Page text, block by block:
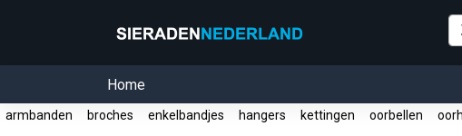
Home
armbanden broches enkelbandjes hangers kettingen oorbellen